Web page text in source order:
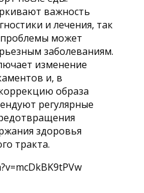
важность
и лечения, так
может
заболеваниям.
изменение
и, в
образа
регулярные
здоровья
тракта.